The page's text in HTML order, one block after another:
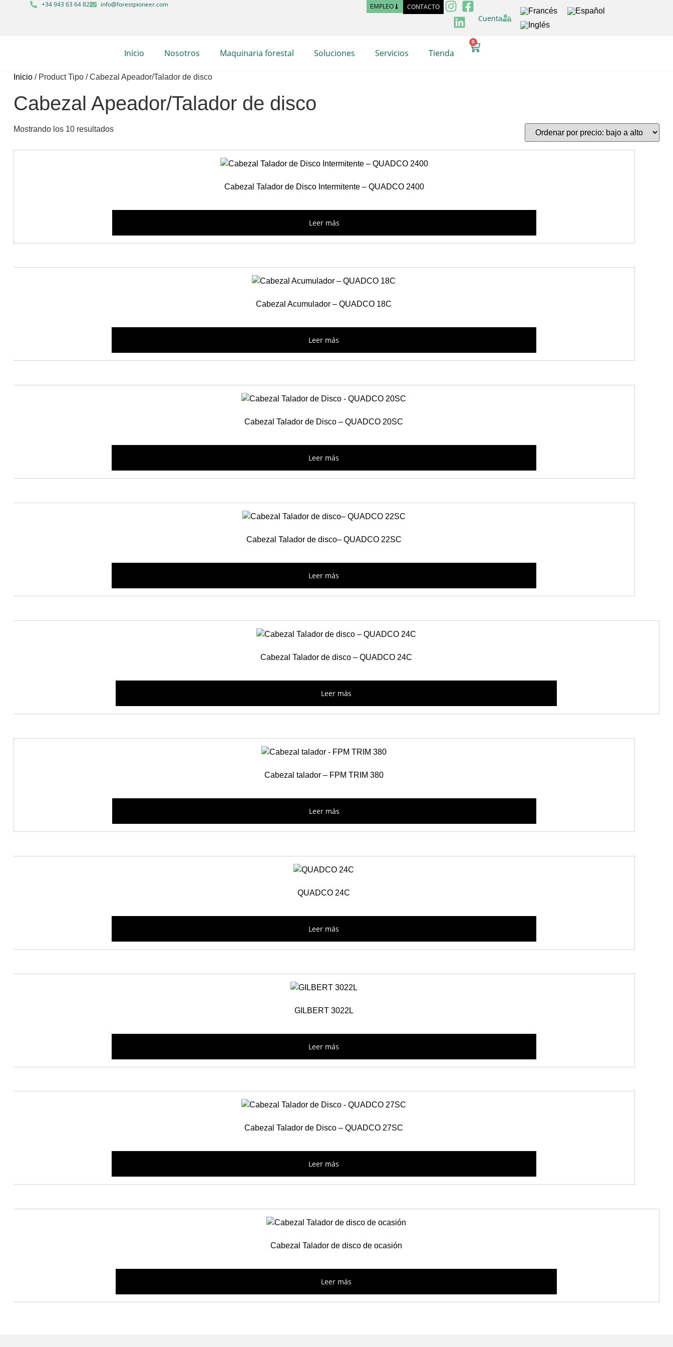
+34 943 63 64 82 info@forestpioneer.com EMPLEO CONTACTO
Cuenta
Inicio Nosotros Maquinaria forestal Soluciones Servicios Tienda
0
Inicio/ Product Tipo / Cabezal Apeador/Talador de disco
Cabezal Apeador/Talador de disco
Mostrando los 10 resultados
Cabezal Talador de Disco Intermitente – QUADCO 2400
Leer más
Cabezal Acumulador – QUADCO 18C
Leer más
Cabezal Talador de Disco – QUADCO 20SC
Leer más
Cabezal Talador de disco– QUADCO 22SC
Leer más
Cabezal Talador de disco – QUADCO 24C
Leer más
Cabezal talador – FPM TRIM 380
Leer más
QUADCO 24C
Leer más
GILBERT 3022L
Leer más
Cabezal Talador de Disco – QUADCO 27SC
Leer más
Cabezal Talador de disco de ocasión
Leer más